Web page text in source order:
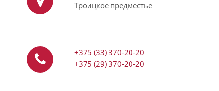
Троицкое предместье
+375 (33) 370-20-20
+375 (29) 370-20-20